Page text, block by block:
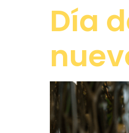
Día